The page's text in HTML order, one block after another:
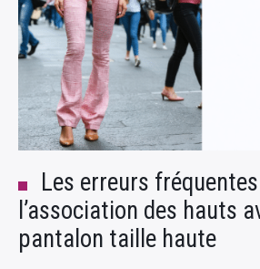
Les erreurs
l’association des hauts
pantalon taille haute